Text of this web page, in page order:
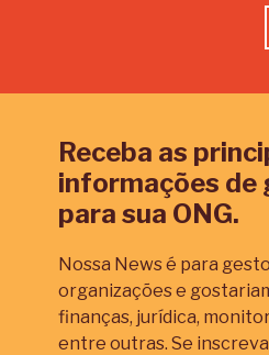
Receba as
informações de
para sua ONG.
Nossa News é para
organizações e
finanças, jurídica,
entre outras. Se